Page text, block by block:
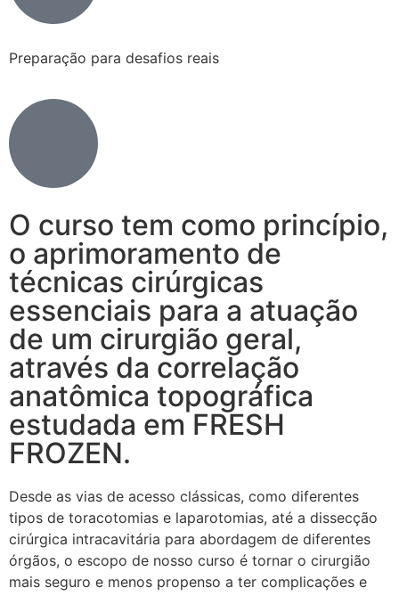
Preparação para desafios reais
O curso tem como princípio,
o aprimoramento de
técnicas cirúrgicas
essenciais para a atuação
de um cirurgião geral,
através da correlação
anatômica topográfica
estudada em FRESH
FROZEN.
Desde as vias de acesso clássicas, como diferentes
tipos de toracotomias e laparotomias, até a dissecção
cirúrgica intracavitária para abordagem de diferentes
órgãos, o escopo de nosso curso é tornar o cirurgião
mais seguro e menos propenso a ter complicações e